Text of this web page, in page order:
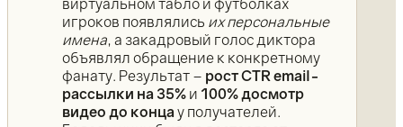
виртуальном табло и футболках
игроков появлялись их персональные
имена, а закадровый голос диктора
объявлял обращение к конкретному
фанату. Результат – рост CTR email-
рассылки на 35% и 100% досмотр
видео до концау получателей.